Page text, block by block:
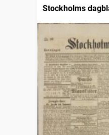
Stockholms